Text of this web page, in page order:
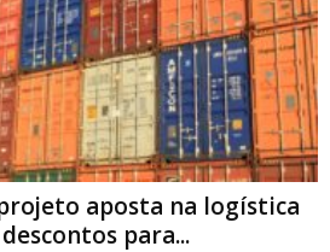
aposta na logística
para...